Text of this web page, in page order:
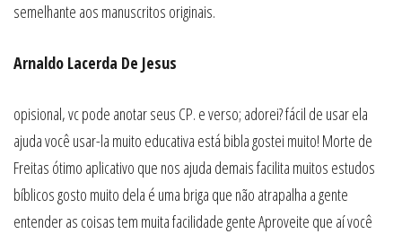
semelhante aos manuscritos originais.
Arnaldo Lacerda De Jesus
opisional, vc pode anotar seus CP. e verso; adorei? fácil de usar ela
ajuda você usar-la muito educativa está bibla gostei muito! Morte de
Freitas ótimo aplicativo que nos ajuda demais facilita muitos estudos
bíblicos gosto muito dela é uma briga que não atrapalha a gente
entender as coisas tem muita facilidade gente Aproveite que aí você